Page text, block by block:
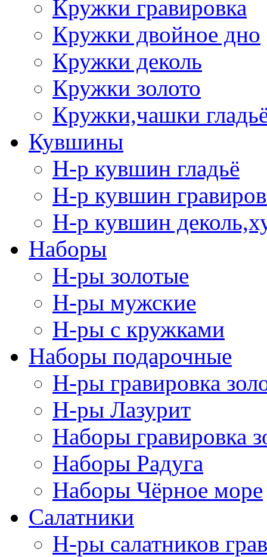
Кружки гравировка
Кружки двойное дно
Кружки деколь
Кружки золото
Кружки,чашки
Кувшины
Н-р кувшин гладьё
Н-р кувшин
Н-р кувшин
Наборы
Н-ры золотые
Н-ры мужские
Н-ры с кружками
Наборы подарочные
Н-ры гравировка
Н-ры Лазурит
Наборы гравировка
Наборы Радуга
Наборы Чёрное море
Салатники
Н-ры салатников